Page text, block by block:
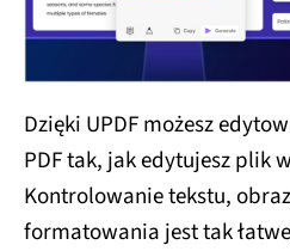
Dzięki UPDF możesz
PDF tak, jak edytujesz plik
Kontrolowanie tekstu,
formatowania jest tak